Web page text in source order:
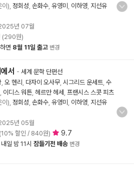
), 정회성 손화수 유영미 이하영 지선유
년 07월
(290원)
면 8월 11일 출고 변경
서 - 세계 문학 단편선
오 헨리 다자이 오사무 시그리드 운세트 수
이디스 워튼 헤르만 헤세
프랜시스 스콧 피츠
), 정회성 손화수 유영미 이하영 지선유
년 05월
할인 / 840원) 9.7
내일 밤 11시 잠들기전 배송 변경